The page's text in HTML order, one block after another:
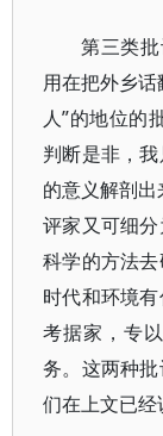
第三类
用在把外乡
人”的地位的
判断是非，
的意义解剖
评家又可细
科学的方法去
时代和环境
考据家，专
务。这两种
们在上文已经